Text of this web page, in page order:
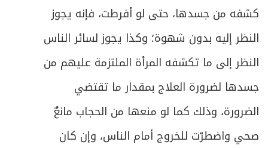
كشفه من جسدها، حتى لو أفرطت، فإنه يجوز
النظر إليه بدون شهوة؛ وكذا يجوز لسائر الناس
النظر إلى ما تكشفه المرأة الملتزمة عليهم من
جسدها لضرورة العلاج بمقدار ما تقتضي
الضرورة، وذلك كما لو منعها من الحجاب مانعٌ
صحي واضطرّت للخروج أمام الناس، وإن كان